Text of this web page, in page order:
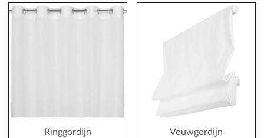
Ringgordijn Vouwgordijn